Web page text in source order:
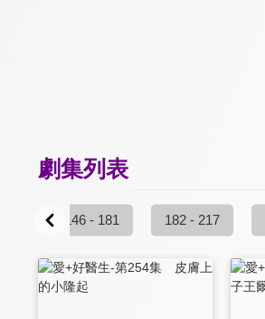
劇集列表
146 - 181 182 - 217